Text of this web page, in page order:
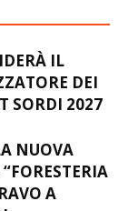
IL
DEI
SORDI 2027
NUOVA
A